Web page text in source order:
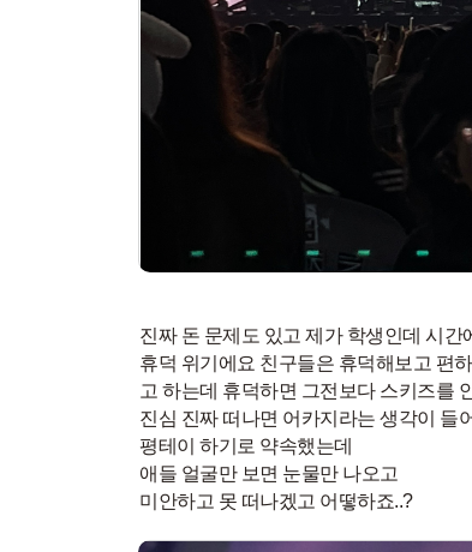
진짜 돈 문제도 있고 제가 학생인데 시간
휴덕 위기에요 친구들은 휴덕해보고 편
고 하는데 휴덕하면 그전보다 스키즈를
진심 진짜 떠나면 어카지라는 생각이 들
평테이 하기로 약속했는데
애들 얼굴만 보면 눈물만 나오고
미안하고 못 떠나겠고 어떻하죠..?